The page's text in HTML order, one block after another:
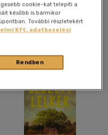
Rendezés
db
cookie-kat telepíti a
később is bármikor
További részletekért
Kft. adatkezelési
Rendben